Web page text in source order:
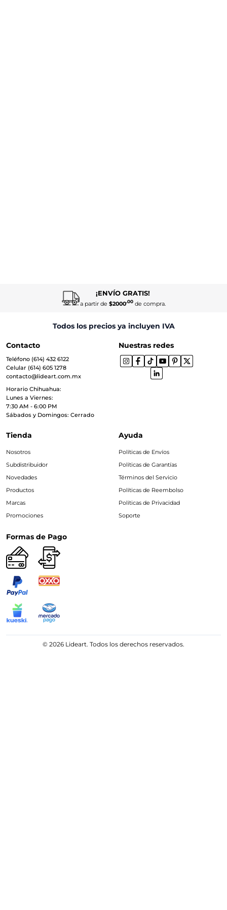
¡ENVÍO GRATIS!
a partir de $2000.00de compra.
Todos los precios ya incluyen IVA
Contacto
Teléfono (614) 432 6122
Celular (614) 605 1278
contacto@lideart.com.mx
Horario Chihuahua:
Lunes a Viernes:
7:30 AM - 6:00 PM
Sábados y Domingos: Cerrado
Nuestras redes
Tienda
Nosotros
Subdistribuidor
Novedades
Productos
Marcas
Promociones
Ayuda
Políticas de Envíos
Políticas de Garantías
Términos del Servicio
Políticas de Reembolso
Políticas de Privacidad
Soporte
Formas de Pago
© 2026 Lideart. Todos los derechos reservados.